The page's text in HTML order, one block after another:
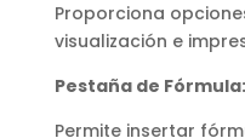
Proporciona
visualización e
Pestaña de Fórmula:
Permite insertar